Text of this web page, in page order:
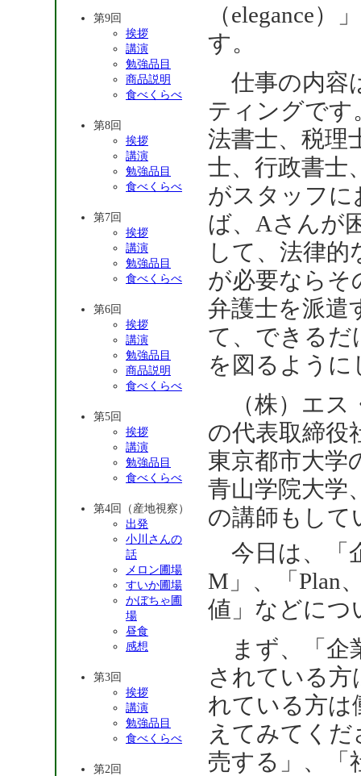
第9回
挨拶
講演
勉強品目
商品説明
食べくらべ
第8回
挨拶
講演
勉強品目
食べくらべ
第7回
挨拶
講演
勉強品目
食べくらべ
第6回
挨拶
講演
勉強品目
商品説明
食べくらべ
第5回
挨拶
講演
勉強品目
食べくらべ
第4回（産地視察）
出発
小川さんの
話
メロン圃場
すいか圃場
かぼちゃ圃
場
昼食
感想
第3回
挨拶
講演
勉強品目
食べくらべ
第2回
（elegance）
す。
仕事の内容
ティングです
法書士、税理
士、行政書士
がスタッフに
ば、Aさんが
して、法律
が必要ならそ
弁護士を派遣
て、できるだ
を図るよう
（株）エス
の代表取締役
東京都市大学
青山学院大学
の講師もして
今日は、「
M」、「Plan
値」などにつ
まず、「企
されている方
れている方は
えてみてく
売する」、「